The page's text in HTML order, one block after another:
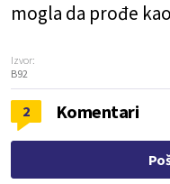
mogla da prođe
Izvor:
B92
2 Komentari